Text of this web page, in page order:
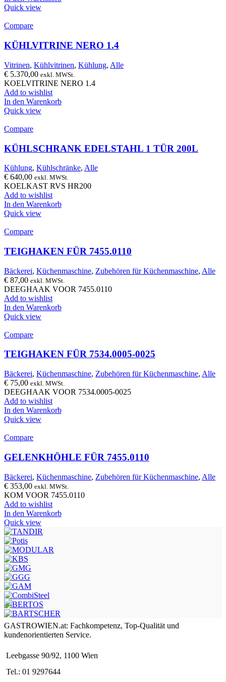
Quick view
Compare
KÜHLVITRINE NERO 1.4
Vitrinen, Kühlvitrinen, Kühlung, Alle
€ 5.370,00 exkl. MWSt.
KOELVITRINE NERO 1.4
Add to wishlist
In den Warenkorb
Quick view
Compare
KÜHLSCHRANK EDELSTAHL 1 TÜR 200L
Kühlung, Kühlschränke, Alle
€ 640,00 exkl. MWSt.
KOELKAST RVS HR200
Add to wishlist
In den Warenkorb
Quick view
Compare
TEIGHAKEN FÜR 7455.0110
Bäckerei, Küchenmaschine, Zubehören für Küchenmaschine, Alle
€ 87,00 exkl. MWSt.
DEEGHAAK VOOR 7455.0110
Add to wishlist
In den Warenkorb
Quick view
Compare
TEIGHAKEN FÜR 7534.0005-0025
Bäckerei, Küchenmaschine, Zubehören für Küchenmaschine, Alle
€ 75,00 exkl. MWSt.
DEEGHAAK VOOR 7534.0005-0025
Add to wishlist
In den Warenkorb
Quick view
Compare
GELENKHÖHLE FÜR 7455.0110
Bäckerei, Küchenmaschine, Zubehören für Küchenmaschine, Alle
€ 353,00 exkl. MWSt.
KOM VOOR 7455.0110
Add to wishlist
In den Warenkorb
Quick view
GASTROWIEN.at: Fachkompetenz, Top-Qualität und
kundenorientierten Service.
Leebgasse 90/92, 1100 Wien
Tel.: 01 9297644